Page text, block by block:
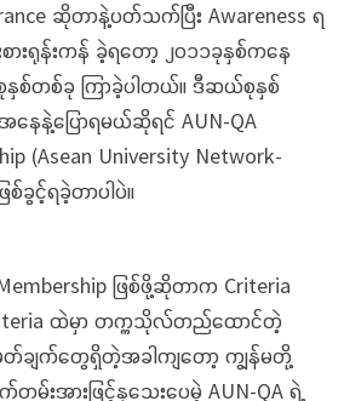
ဆိုတာနဲ့ပတ်သက်ပြီး Awareness ရ
းရုန်းကန် ခဲ့ရတော့ ၂၀၁၁ခုနှစ်ကနေ
စ်တစ်ခု ကြာခဲ့ပါတယ်။ ဒီဆယ်စုနှစ်
ေနဲ့ပြောရမယ်ဆိုရင် AUN-QA
(Asean University Network-
စ်ခွင့်ရခဲ့တာပါပဲ။
ဖြစ်ဖို့ဆိုတာက Criteria
ထဲမှာ တက္ကသိုလ်တည်ထောင်တဲ့
ျက်တွေရှိတဲ့အခါကျတော့ ကျွန်မတို့
အားဖြင့်နုသေးပေမဲ့ AUN-QA ရဲ့